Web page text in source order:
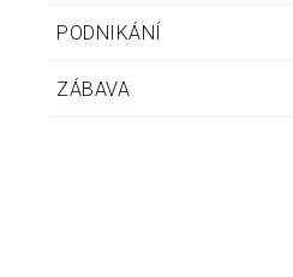
PODNIKÁNÍ
ZÁBAVA